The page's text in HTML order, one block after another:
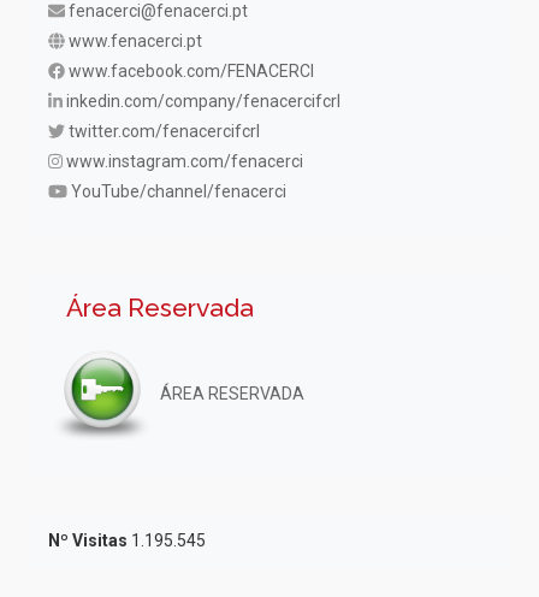
fenacerci@fenacerci.pt
www.fenacerci.pt
www.facebook.com/FENACERCI
inkedin.com/company/fenacercifcrl
twitter.com/fenacercifcrl
www.instagram.com/fenacerci
YouTube/channel/fenacerci
Área Reservada
ÁREA RESERVADA
Nº Visitas 1.195.545